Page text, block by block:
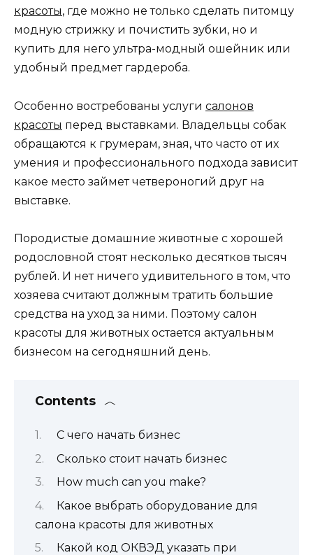
красоты, где можно не только сделать питомцу
модную стрижку и почистить зубки, но и
купить для него ультра-модный ошейник или
удобный предмет гардероба.
Особенно востребованы услуги салонов
красоты перед выставками. Владельцы собак
обращаются к грумерам, зная, что часто от их
умения и профессионального подхода зависит
какое место займет четвероногий друг на
выставке.
Породистые домашние животные с хорошей
родословной стоят несколько десятков тысяч
рублей. И нет ничего удивительного в том, что
хозяева считают должным тратить большие
средства на уход за ними. Поэтому салон
красоты для животных остается актуальным
бизнесом на сегодняшний день.
Contents
С чего начать бизнес
Сколько стоит начать бизнес
How much can you make?
Какое выбрать оборудование для
салона красоты для животных
Какой код ОКВЭД указать при